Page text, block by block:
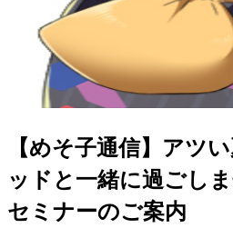
【めそ子通信】アツ
ッドと一緒に過ごし
セミナーのご案内